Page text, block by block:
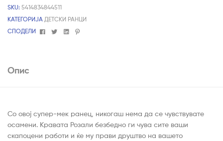
SKU: 5414834844511
КАТЕГОРИЈА ДЕТСКИ РАНЦИ
СПОДЕЛИ
FacebookTwitterLinkedin
Pinterest
Опис
Со овој супер-мек ранец, никогаш нема да се чувствувате
осамени. Кравата Розали безбедно ги чува сите ваши
скапоцени работи и ќе му прави друштво на вашето